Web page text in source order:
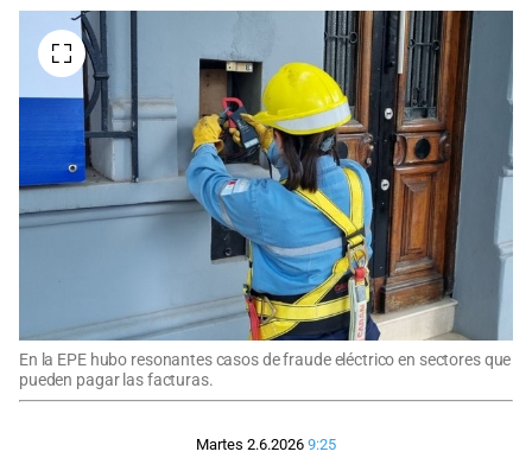
En la EPE hubo resonantes casos de fraude eléctrico en sectores que
pueden pagar las facturas.
Martes 2.6.2026 9:25